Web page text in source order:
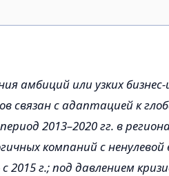
амбиций или узких
связан с адаптацией к
2013–2020 гг. в
компаний с ненулевой
2015 г.; под давлением